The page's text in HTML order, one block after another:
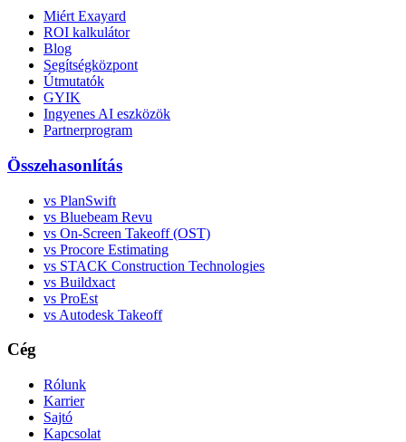
Miért Exayard
ROI kalkulátor
Blog
Segítségközpont
Útmutatók
GYIK
Ingyenes AI eszközök
Partnerprogram
Összehasonlítás
vs PlanSwift
vs Bluebeam Revu
vs On-Screen Takeoff (OST)
vs Procore Estimating
vs STACK Construction Technologies
vs Buildxact
vs ProEst
vs Autodesk Takeoff
Cég
Rólunk
Karrier
Sajtó
Kapcsolat